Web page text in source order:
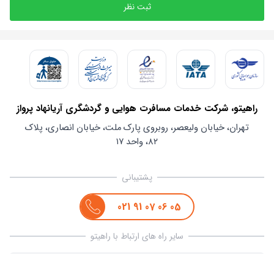
ثبت نظر
راهیتو، شرکت خدمات مسافرت هوایی و گردشگری آریانهاد پرواز
تهران، خیابان ولیعصر، روبروی پارک ملت، خیابان انصاری، پلاک
۸۲، واحد ۱۷
پشتیبانی
021 91 07 06 05
سایر راه های ارتباط با راهیتو